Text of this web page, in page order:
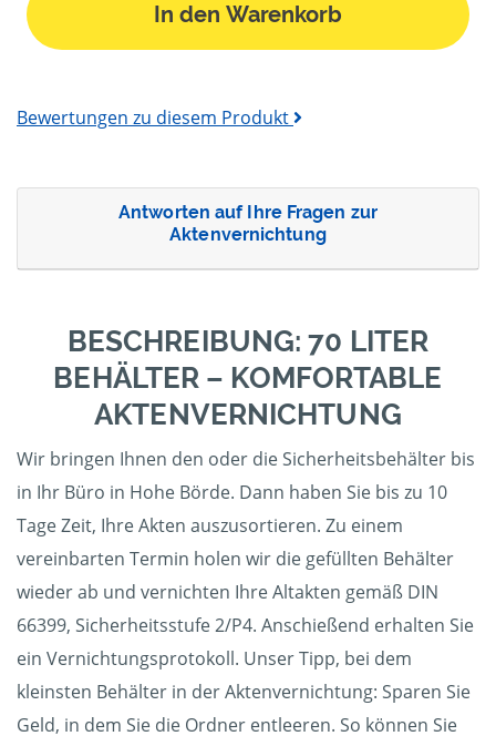
In den Warenkorb
Bewertungen zu diesem Produkt
Antworten auf Ihre Fragen zur
Aktenvernichtung
BESCHREIBUNG: 70 LITER
BEHÄLTER – KOMFORTABLE
AKTENVERNICHTUNG
Wir bringen Ihnen den oder die Sicherheitsbehälter bis
in Ihr Büro in Hohe Börde. Dann haben Sie bis zu 10
Tage Zeit, Ihre Akten auszusortieren. Zu einem
vereinbarten Termin holen wir die gefüllten Behälter
wieder ab und vernichten Ihre Altakten gemäß DIN
66399, Sicherheitsstufe 2/P4. Anschießend erhalten Sie
ein Vernichtungsprotokoll. Unser Tipp, bei dem
kleinsten Behälter in der Aktenvernichtung: Sparen Sie
Geld, in dem Sie die Ordner entleeren. So können Sie